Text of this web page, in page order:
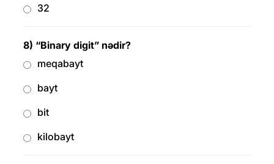
32
8) “Binary digit” nədir?
meqabayt
bayt
bit
kilobayt